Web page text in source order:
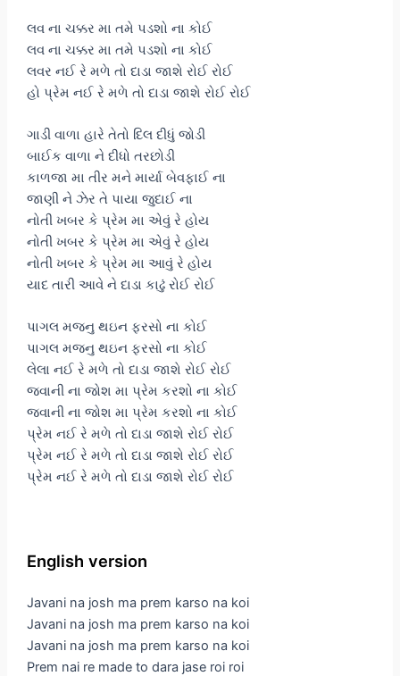
લવ ના ચક્કર મા તમે પડશો ના કોઈ
લવ ના ચક્કર મા તમે પડશો ના કોઈ
લવર નઈ રે મળે તો દાડા જાશે રોઈ રોઈ
હો પ્રેમ નઈ રે મળે તો દાડા જાશે રોઈ રોઈ
ગાડી વાળા હારે તેતો દિલ દીધું જોડી
બાઈક વાળા ને દીધો તરછોડી
કાળજા મા તીર મને માર્યા બેવફાઈ ના
જાણી ને ઝેર તે પાયા જુદાઈ ના
નોતી ખબર કે પ્રેમ મા એવું રે હોય
નોતી ખબર કે પ્રેમ મા એવું રે હોય
નોતી ખબર કે પ્રેમ મા આવું રે હોય
યાદ તારી આવે ને દાડા કાઢું રોઈ રોઈ
પાગલ મજનુ થઇન ફરસો ના કોઈ
પાગલ મજનુ થઇન ફરસો ના કોઈ
લેલા નઈ રે મળે તો દાડા જાશે રોઈ રોઈ
જવાની ના જોશ મા પ્રેમ કરશો ના કોઈ
જવાની ના જોશ મા પ્રેમ કરશો ના કોઈ
પ્રેમ નઈ રે મળે તો દાડા જાશે રોઈ રોઈ
પ્રેમ નઈ રે મળે તો દાડા જાશે રોઈ રોઈ
પ્રેમ નઈ રે મળે તો દાડા જાશે રોઈ રોઈ
English version
Javani na josh ma prem karso na koi
Javani na josh ma prem karso na koi
Javani na josh ma prem karso na koi
Prem nai re made to dara jase roi roi